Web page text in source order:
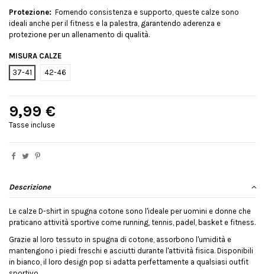
Protezione: Fornendo consistenza e supporto, queste calze sono
ideali anche per il fitness e la palestra, garantendo aderenza e
protezione per un allenamento di qualità.
MISURA CALZE
37-41
42-46
9,99 €
Tasse incluse
Descrizione
Le calze D-shirt in spugna cotone sono l'ideale per uomini e donne che
praticano attività sportive come running, tennis, padel, basket e fitness.
Grazie al loro tessuto in spugna di cotone, assorbono l'umidità e
mantengono i piedi freschi e asciutti durante l'attività fisica. Disponibili
in bianco, il loro design pop si adatta perfettamente a qualsiasi outfit